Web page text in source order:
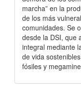
marcha” en la
de los más
comunidades. Se
desde la DSI, que
integral mediante
de vida
fósiles y